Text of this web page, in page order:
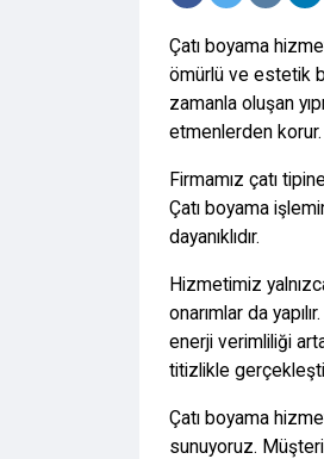
Çatı boyama
ömürlü ve estetik
zamanla oluşan
etmenlerden korur.
Firmamız çatı
Çatı boyama
dayanıklıdır.
Hizmetimiz
onarımlar da
enerji verimliliği
titizlikle
Çatı boyama
sunuyoruz. Müşteri